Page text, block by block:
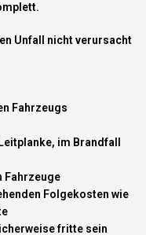
Unfall nicht verursacht
Fahrzeugs
im Brandfall
Fahrzeuge
Folgekosten wie
fritte sein